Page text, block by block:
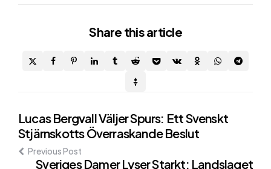
Share this article
Post
navigation
Lucas Bergvall Väljer Spurs: Ett Svenskt
Stjärnskotts Överraskande Beslut
Previous Post
Sveriges Damer Lyser Starkt: Landslaget